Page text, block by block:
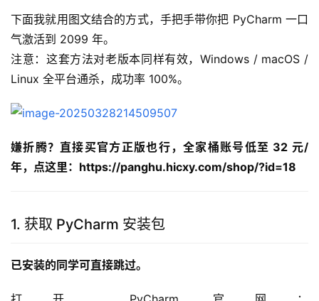
下面我就用图文结合的方式，手把手带你把 PyCharm 一口
气激活到 2099 年。
注意：这套方法对老版本同样有效，Windows / macOS /
Linux 全平台通杀，成功率 100%。
嫌折腾？直接买官方正版也行，全家桶账号低至 32 元/
年，点这里：https://panghu.hicxy.com/shop/?id=18
1. 获取 PyCharm 安装包
已安装的同学可直接跳过。